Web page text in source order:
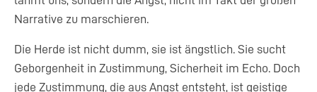
Narrative zu marschieren.
Die Herde ist nicht dumm, sie ist ängstlich. Sie sucht
Geborgenheit in Zustimmung, Sicherheit im Echo. Doch
jede Zustimmung, die aus Angst entsteht, ist geistige